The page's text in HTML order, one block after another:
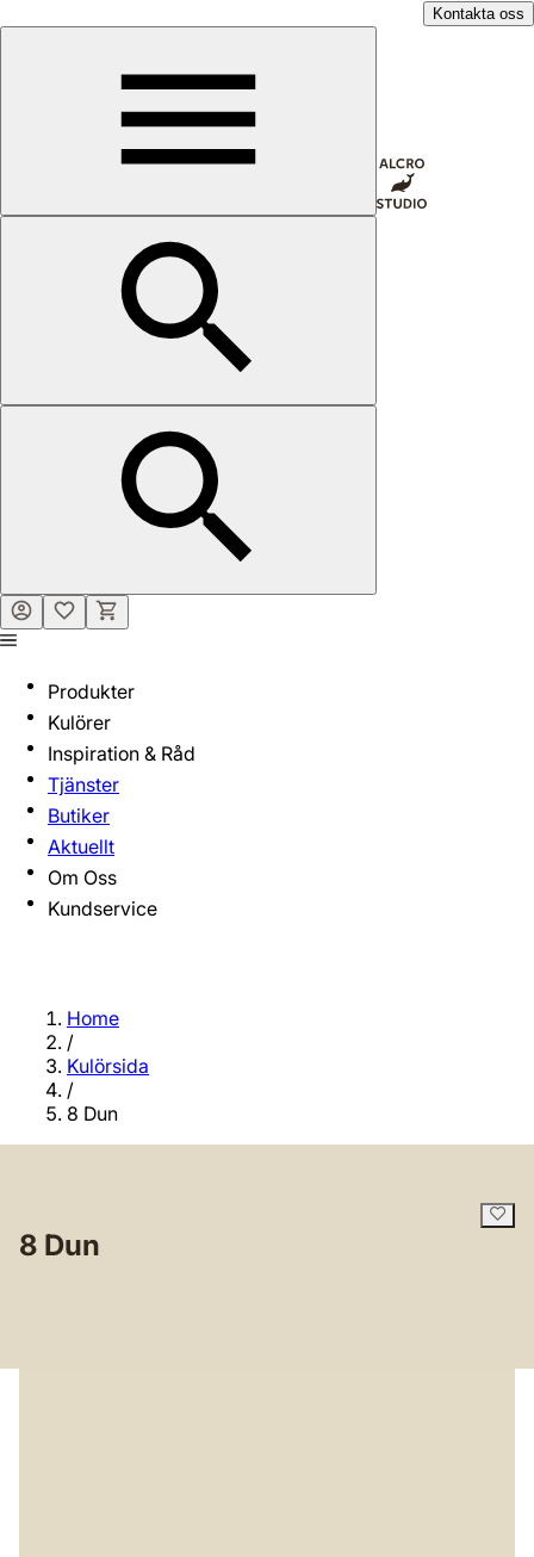
Kontakta oss
Produkter
Kulörer
Inspiration & Råd
Tjänster
Butiker
Aktuellt
Om Oss
Kundservice
Home
/
Kulörsida
/
8 Dun
8 Dun